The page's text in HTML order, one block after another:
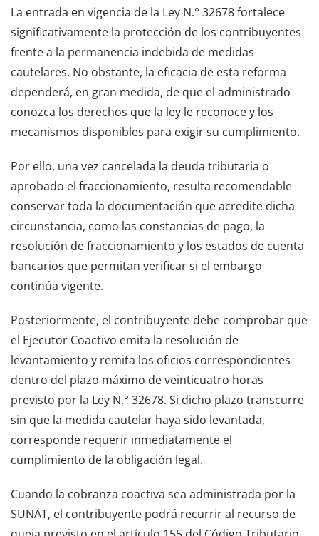
La entrada en vigencia de la Ley N.° 32678 fortalece
significativamente la protección de los contribuyentes
frente a la permanencia indebida de medidas
cautelares. No obstante, la eficacia de esta reforma
dependerá, en gran medida, de que el administrado
conozca los derechos que la ley le reconoce y los
mecanismos disponibles para exigir su cumplimiento.
Por ello, una vez cancelada la deuda tributaria o
aprobado el fraccionamiento, resulta recomendable
conservar toda la documentación que acredite dicha
circunstancia, como las constancias de pago, la
resolución de fraccionamiento y los estados de cuenta
bancarios que permitan verificar si el embargo
continúa vigente.
Posteriormente, el contribuyente debe comprobar que
el Ejecutor Coactivo emita la resolución de
levantamiento y remita los oficios correspondientes
dentro del plazo máximo de veinticuatro horas
previsto por la Ley N.° 32678. Si dicho plazo transcurre
sin que la medida cautelar haya sido levantada,
corresponde requerir inmediatamente el
cumplimiento de la obligación legal.
Cuando la cobranza coactiva sea administrada por la
SUNAT, el contribuyente podrá recurrir al recurso de